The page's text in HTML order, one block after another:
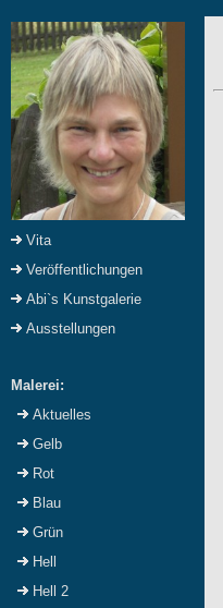
Vita
Veröffentlichungen
Abi`s Kunstgalerie
Ausstellungen
Malerei:
Aktuelles
Gelb
Rot
Blau
Grün
Hell
Hell 2